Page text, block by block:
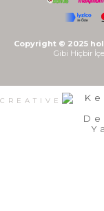
Copyright © 2025
Gibi Hiçbir
CREATIVE